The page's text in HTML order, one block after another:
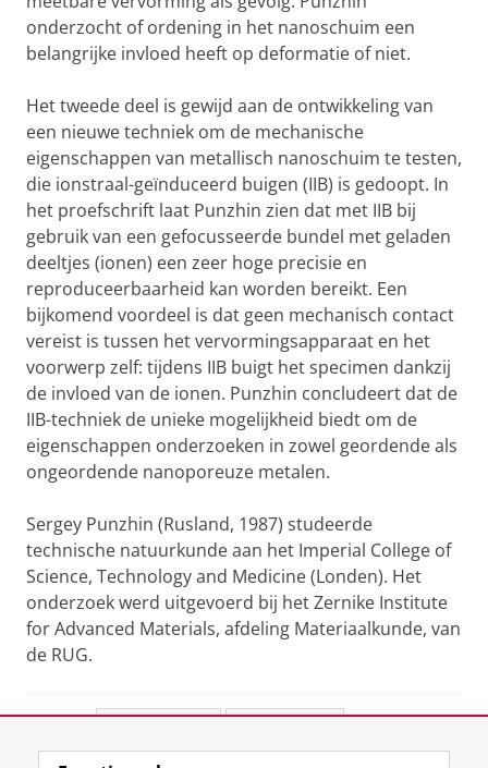
onderzocht of ordening in het nanoschuim een
belangrijke invloed heeft op deformatie of niet.
Het tweede deel is gewijd aan de ontwikkeling van
een nieuwe techniek om de mechanische
eigenschappen van metallisch nanoschuim te testen,
die ionstraal-geïnduceerd buigen (IIB) is gedoopt. In
het proefschrift laat Punzhin zien dat met IIB bij
gebruik van een gefocusseerde bundel met geladen
deeltjes (ionen) een zeer hoge precisie en
reproduceerbaarheid kan worden bereikt. Een
bijkomend voordeel is dat geen mechanisch contact
vereist is tussen het vervormingsapparaat en het
voorwerp zelf: tijdens IIB buigt het specimen dankzij
de invloed van de ionen. Punzhin concludeert dat de
IIB-techniek de unieke mogelijkheid biedt om de
eigenschappen onderzoeken in zowel geordende als
ongeordende nanoporeuze metalen.
Sergey Punzhin (Rusland, 1987) studeerde
technische natuurkunde aan het Imperial College of
Science, Technology and Medicine (Londen). Het
onderzoek werd uitgevoerd bij het Zernike Institute
for Advanced Materials, afdeling Materiaalkunde, van
de RUG.